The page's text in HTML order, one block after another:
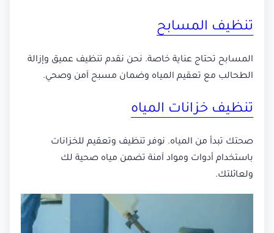
تنظيف المسابح
المسابح تحتاج عناية خاصة. نحن نقدم تنظيف عميق وإزالة
الطحالب مع تعقيم المياه وضمان مسبح آمن وصحي.
تنظيف خزانات المياه
صحتك تبدأ من المياه. نوفر تنظيف وتعقيم للخزانات
باستخدام أدوات ومواد آمنة تضمن مياه صحية لك
ولعائلتك.